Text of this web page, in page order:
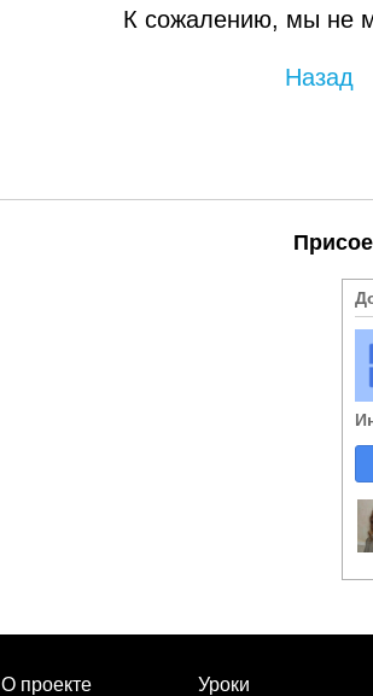
К сожалению, мы не
Назад
О проекте Уроки